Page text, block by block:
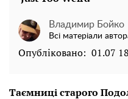
Владимир Бойко
Всі матеріали
Опубліковано: 01.07
Таємниці старого